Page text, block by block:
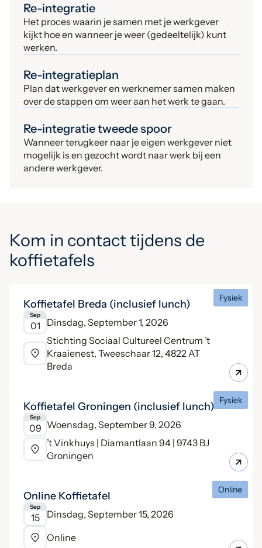
Re-integratie
Het proces waarin je samen met je werkgever
kijkt hoe en wanneer je weer (gedeeltelijk) kunt
werken.
Re-integratieplan
Plan dat werkgever en werknemer samen maken
over de stappen om weer aan het werk te gaan.
Re-integratie tweede spoor
Wanneer terugkeer naar je eigen werkgever niet
mogelijk is en gezocht wordt naar werk bij een
andere werkgever.
Kom in contact tijdens de
koffietafels
Koffietafel Breda (inclusief lunch)
Sep
01
Dinsdag, September 1, 2026
Stichting Sociaal Cultureel Centrum ’t
Kraaienest, Tweeschaar 12, 4822 AT
Breda
Fysiek
Koffietafel Groningen (inclusief lunch)
Sep
09 Woensdag, September 9, 2026
’t Vinkhuys | Diamantlaan 94 | 9743 BJ
Groningen
Fysiek
Online Koffietafel
Sep
15
Dinsdag, September 15, 2026
Online
Online